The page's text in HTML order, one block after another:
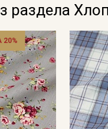
раздела